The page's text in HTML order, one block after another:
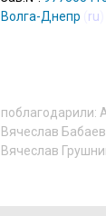
Волга-Днепр
ru
поблагодарили:
Вячеслав
Вячеслав